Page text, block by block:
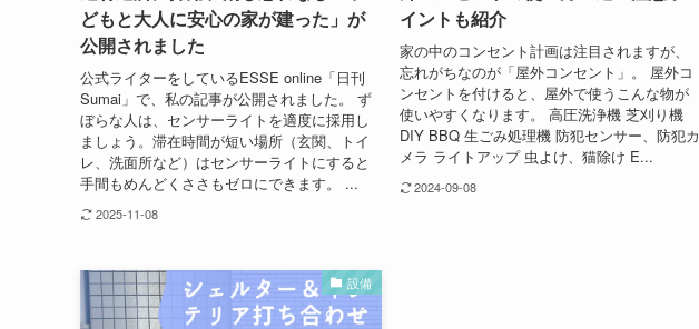
どもと大人に安心の家が建った」が
公開されました
公式ライターをしているESSE online「日刊
Sumai」で、私の記事が公開されました。 ず
ぼらな人は、センサーライトを適度に採用し
ましょう。滞在時間が短い場所（玄関、トイ
レ、洗面所など）はセンサーライトにすると
手間もめんどくささもゼロにできます。 ...
2025-11-08
イントも紹介
家の中のコンセント計画は注目されますが、
忘れがちなのが「屋外コンセント」。 屋外コ
ンセントを付けると、屋外で使うこんな物が
使いやすくなります。 高圧洗浄機 芝刈り機
DIY BBQ 生ごみ処理機 防犯センサー、防犯カ
メラ ライトアップ 虫よけ、猫除け E...
2024-09-08
設備